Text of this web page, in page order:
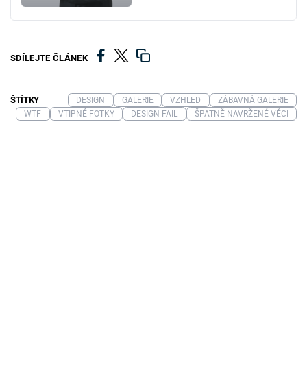
SDÍLEJTE ČLÁNEK
ŠTÍTKY DESIGN GALERIE VZHLED
ZÁBAVNÁ GALERIE
WTF
VTIPNÉ FOTKY DESIGN FAIL ŠPATNĚ NAVRŽENÉ VĚCI